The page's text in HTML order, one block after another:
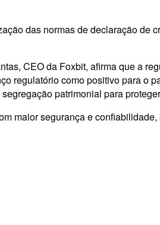
das normas de declaração de
CEO da Foxbit, afirma que a
regulatório como positivo para o
patrimonial para
maior segurança e